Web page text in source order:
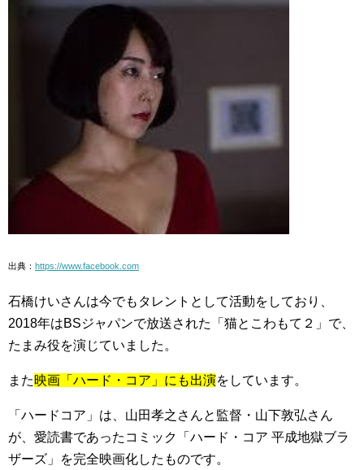
出典： https://www.facebook.com
石橋けいさんは今でもタレントとして活動をしており、
2018年はBSジャパンで放送された「猫とこわもて２」で、
たまみ役を演じていました。
また映画「ハード・コア」にも出演をしています。
「ハードコア」は、山田孝之さんと監督・山下敦弘さん
が、愛読書であったコミック「ハード・コア 平成地獄ブラ
ザーズ」を完全映画化したものです。